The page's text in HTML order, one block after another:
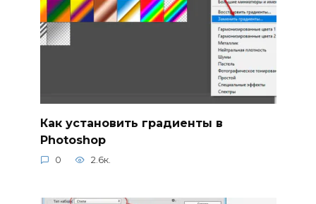
Как установить градиенты в
Photoshop
0 2.6к.